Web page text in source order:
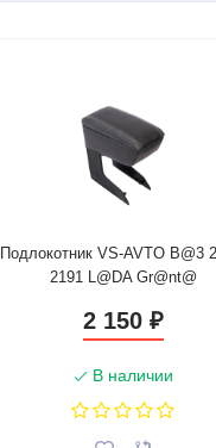
Подлокотник VS-AVTO B@3
2191 L@DA Gr@nt@
2 150₽
В наличии